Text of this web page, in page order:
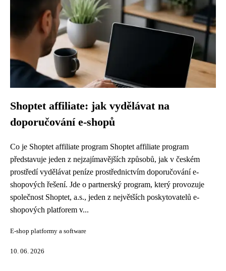
Shoptet affiliate: jak vydělávat na
doporučování e-shopů
Co je Shoptet affiliate program Shoptet affiliate program
představuje jeden z nejzajímavějších způsobů, jak v českém
prostředí vydělávat peníze prostřednictvím doporučování e-
shopových řešení. Jde o partnerský program, který provozuje
společnost Shoptet, a.s., jeden z největších poskytovatelů e-
shopových platforem v...
E-shop platformy a software
10. 06. 2026